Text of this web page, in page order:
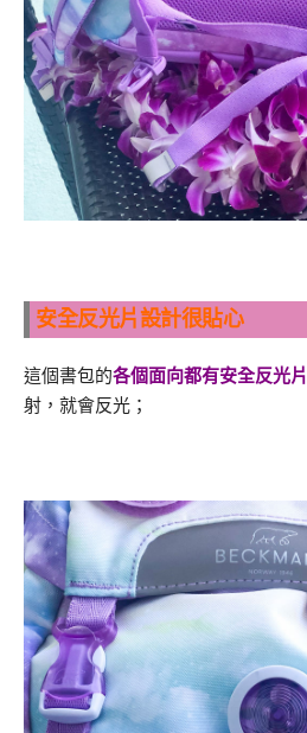
安全反光片設計很貼心
這個書包的各個面向都有安全反光片
射，就會反光；